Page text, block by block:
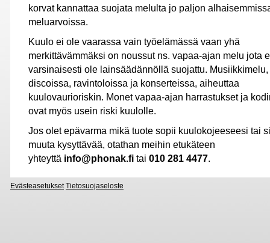
korvat kannattaa suojata melulta jo paljon
meluarvoissa.
Kuulo ei ole vaarassa vain työelämässä vaan yhä
merkittävämmäksi on noussut ns. vapaa-ajan melu jota
varsinaisesti ole lainsäädännöllä suojattu. Musiikkimelu,
discoissa, ravintoloissa ja konserteissa, aiheuttaa
kuulovaurioriskin. Monet vapaa-ajan harrastukset ja
ovat myös usein riski kuulolle.
Jos olet epävarma mikä tuote sopii kuulokojeeseesi tai
muuta kysyttävää, otathan meihin etukäteen
yhteyttä info@phonak.fi tai 010 281 4477.
Evästeasetukset Tietosuojaseloste